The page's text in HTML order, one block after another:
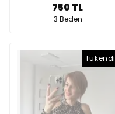
750 TL
3 Beden
Tükendi